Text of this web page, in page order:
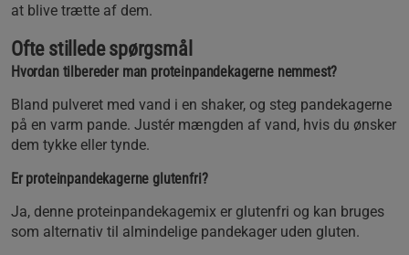
at blive trætte af dem.
Ofte stillede spørgsmål
Hvordan tilbereder man proteinpandekagerne nemmest?
Bland pulveret med vand i en shaker, og steg pandekagerne
på en varm pande. Justér mængden af vand, hvis du ønsker
dem tykke eller tynde.
Er proteinpandekagerne glutenfri?
Ja, denne proteinpandekagemix er glutenfri og kan bruges
som alternativ til almindelige pandekager uden gluten.